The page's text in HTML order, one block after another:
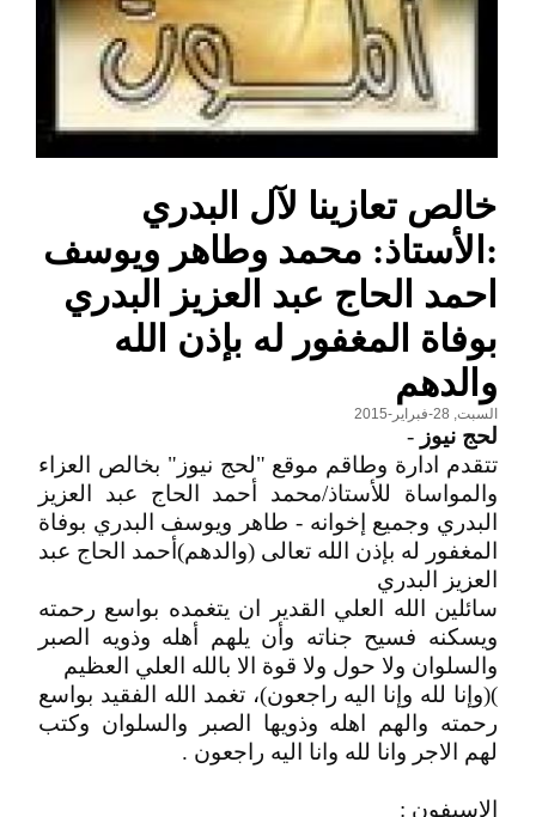
خالص تعازينا لآل البدري
:الأستاذ: محمد وطاهر ويوسف
احمد الحاج عبد العزيز البدري
بوفاة المغفور له بإذن الله
والدهم
السبت, 28-فبراير-2015
لحج نيوز -
تتقدم ادارة وطاقم موقع "لحج نيوز" بخالص العزاء
والمواساة للأستاذ/محمد أحمد الحاج عبد العزيز
البدري وجميع إخوانه - طاهر ويوسف البدري بوفاة
المغفور له بإذن الله تعالى (والدهم)أحمد الحاج عبد
العزيز البدري
سائلين الله العلي القدير ان يتغمده بواسع رحمته
ويسكنه فسيح جناته وأن يلهم أهله وذويه الصبر
والسلوان ولا حول ولا قوة الا بالله العلي العظيم
)(وإنا لله وإنا اليه راجعون)، تغمد الله الفقيد بواسع
رحمته والهم اهله وذويها الصبر والسلوان وكتب
لهم الاجر وانا لله وانا اليه راجعون .
الاسيفون :